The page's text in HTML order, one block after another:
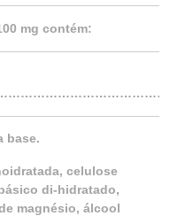
mg contém:
base.
celulose
di-hidratado,
magnésio, álcool